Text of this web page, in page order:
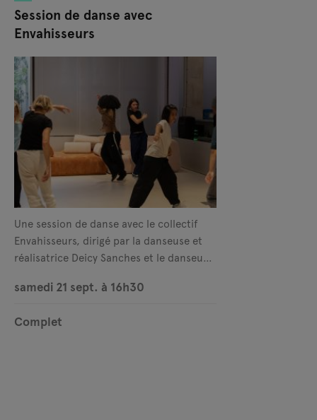
Session de danse avec
Envahisseurs
Une session de danse avec le collectif
Envahisseurs, dirigé par la danseuse et
réalisatrice Deicy Sanches et le danseur
samedi 21 sept. à 16h30
Complet